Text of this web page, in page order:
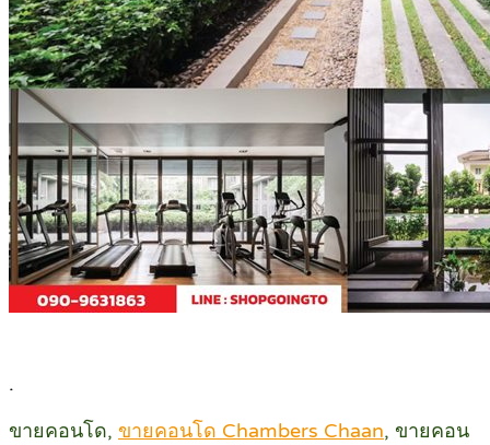
.
ขายคอนโด, ขายคอนโด Chambers Chaan, ขายคอน